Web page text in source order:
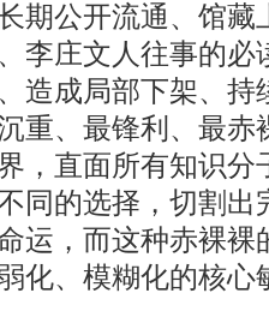
期公开流通、馆藏
李庄文人往事的
造成局部下架、
重、最锋利、最赤
，直面所有知识
同的选择，切割
运，而这种赤裸裸
化、模糊化的核心